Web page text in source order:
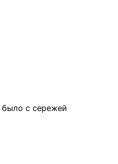
было с сережей